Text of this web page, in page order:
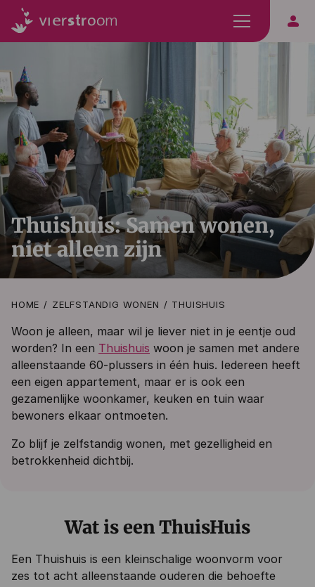
person
HOME ZELFSTANDIG WONEN THUISHUIS
Woon je alleen, maar wil je liever niet in je eentje oud
worden? In een Thuishuis woon je samen met andere
alleenstaande 60-plussers in één huis. Iedereen heeft
een eigen appartement, maar er is ook een
gezamenlijke woonkamer, keuken en tuin waar
bewoners elkaar ontmoeten.
Zo blijf je zelfstandig wonen, met gezelligheid en
betrokkenheid dichtbij.
Thuishuis: Samen wonen,
niet alleen zijn
Wat is een ThuisHuis
Een Thuishuis is een kleinschalige woonvorm voor
zes tot acht alleenstaande ouderen die behoefte